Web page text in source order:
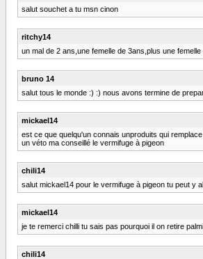
salut souchet a tu msn cinon
ritchy14
un mal de 2 ans,une femelle de 3ans,plus une
bruno 14
salut tous le monde :) :) nous avons termine de
mickael14
est ce que quelqu'un connais unproduits qui
un véto ma conseillé le vermifuge à pigeon
chili14
salut mickael14 pour le vermifuge à pigeon tu peut y
mickael14
je te remerci chilli tu sais pas pourquoi il on retire
chili14